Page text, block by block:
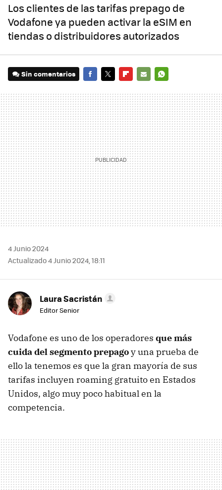
Los clientes de las tarifas prepago de
Vodafone ya pueden activar la eSIM en
tiendas o distribuidores autorizados
Sin comentarios
MAIL
4 Junio 2024
Actualizado 4 Junio 2024, 18:11
Laura Sacristán
Editor Senior
Vodafone es uno de los operadores que más
cuida del segmento prepagoy una prueba de
ello la tenemos es que la gran mayoría de sus
tarifas incluyen roaming gratuito en Estados
Unidos, algo muy poco habitual en la
competencia.